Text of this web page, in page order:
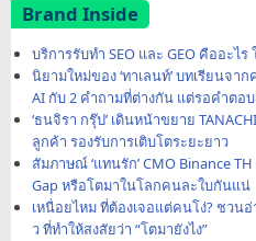
Brand Inside
บริการรับทำ SEO และ GEO คืออะ
นิยามใหม่ของ ‘ทาเลนท์’ บทเรียนจ
AI กับ 2 คำถามที่ต่างกัน แต่รอคำตอ
‘ธนจิรา กรุ๊ป’ เดินหน้าขยาย
ลูกค้า รองรับการเติบโตระยะยาว
สัมภาษณ์ ‘แทนรัก’ CMO Binance
Gap หรือโตมาในโลกคนละใบกันแน่
เหนื่อยไหม ที่ต้องเจอแต่คนโง่? ชวน
ว ที่ทำให้สงสัยว่า “โตมายังไง”